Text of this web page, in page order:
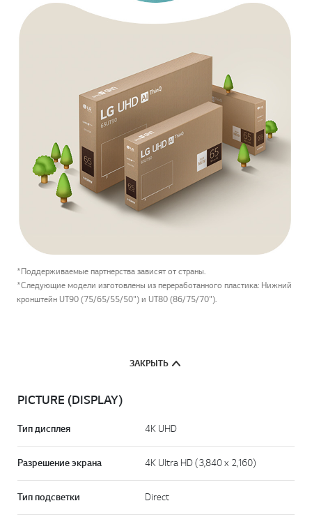
*Поддерживаемые партнерства зависят от страны.
*Следующие модели изготовлены из переработанного пластика: Нижний
кронштейн UT90 (75/65/55/50") и UT80 (86/75/70").
ЗАКРЫТЬ
PICTURE (DISPLAY)
Тип дисплея 4K UHD
Разрешение экрана 4K Ultra HD (3,840 x 2,160)
Тип подсветки Direct